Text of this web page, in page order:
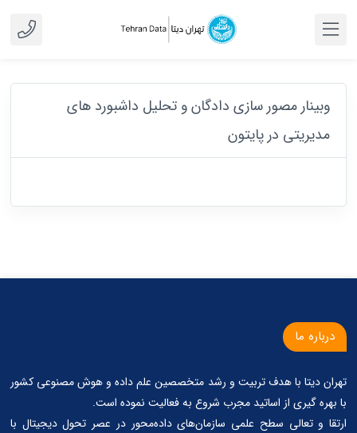
وبینار مصور سازی دادگان و تحلیل داشبورد های
مدیریتی در پایتون
درباره ما
تهران دیتا با هدف تربیت و رشد متخصصین علم داده و هوش مصنوعی کشور
با بهره گیری از اساتید مجرب شروع به فعالیت نموده است.
ارتقا و تعالی سطح علمی سازمان‌های داده‌محور در عصر تحول دیجیتال با